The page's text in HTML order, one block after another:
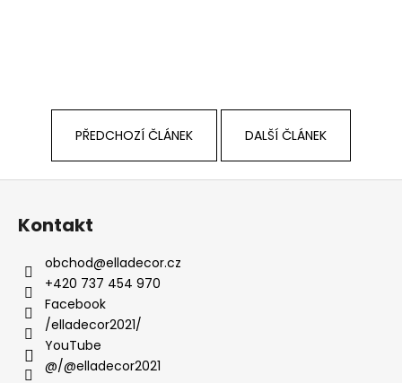
PŘEDCHOZÍ ČLÁNEK DALŠÍ ČLÁNEK
r
č
u
e
m
e
Z
Kontakt
obchod@elladecor.cz
+420 737 454 970
Facebook
/elladecor2021/
YouTube
@/@elladecor2021